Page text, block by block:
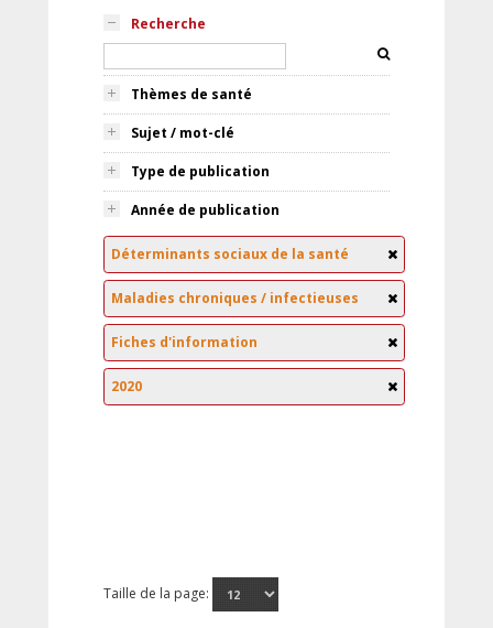
Recherche
Thèmes de santé
Sujet / mot-clé
Type de publication
Année de publication
Déterminants sociaux de la santé
Maladies chroniques / infectieuses
Fiches d'information
2020
Taille de la page: